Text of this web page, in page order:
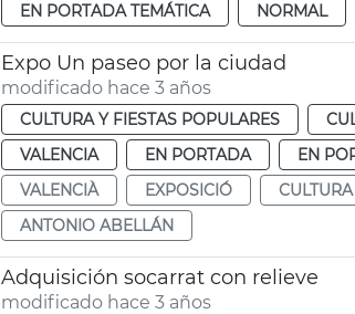
EN PORTADA TEMÁTICA
NORMAL
Expo Un paseo por la ciudad
modificado hace 3 años
CULTURA Y FIESTAS POPULARES
VALENCIA
EN PORTADA EN
VALENCIÀ
EXPOSICIÓ CULTURA
ANTONIO ABELLÁN
Adquisición socarrat con relieve
modificado hace 3 años